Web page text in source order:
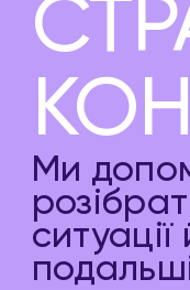
Ми